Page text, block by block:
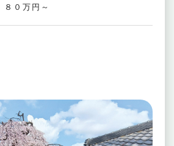
０万円～